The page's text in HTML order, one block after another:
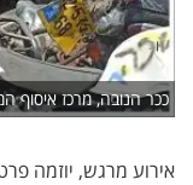
ככר הנובה, מרכז איסוף
אירוע מרגש, יוזמה